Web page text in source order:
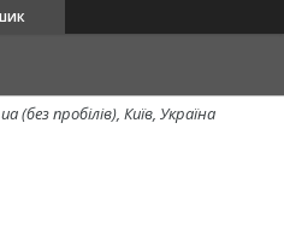
(без пробілів), Київ, Україна